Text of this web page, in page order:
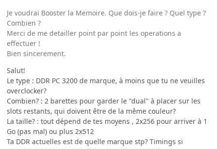
Je voudrai Booster la Memoire. Que dois-je faire ? Quel type ?
Combien ?
Merci de me detailler point par point les operations a
effectuer !
Bien sincerement.
Salut!
Le type : DDR PC 3200 de marque, à moins que tu ne veuilles
overclocker?
Combien? : 2 barettes pour garder le "dual" à placer sur les
slots restants, qui doivent être de la même couleur?
La taille? : tout dépend de tes moyens , 2x256 pour arriver à 1
Go (pas mal) ou plus 2x512
Ta DDR actuelles est de quelle marque stp? Timings si